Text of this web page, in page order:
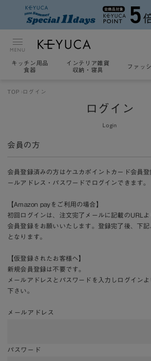
MENU
キッチン用品
食器
インテリア雑貨
収納・寝具
ファッ
TOP ログイン
ログイン
Login
会員の方
会員登録済みの方はケユカポイントカード会員登
ールアドレス・パスワードでログインできます。
【Amazon payをご利用の場合】
初回ログインは、注文完了メールに記載のURLよ
会員登録をお願いいたします。登録完了後、下
となります。
【仮登録されたお客様へ】
新規会員登録は不要です。
メールアドレスとパスワードを入力しログイン
下さい。
メールアドレス
パスワード